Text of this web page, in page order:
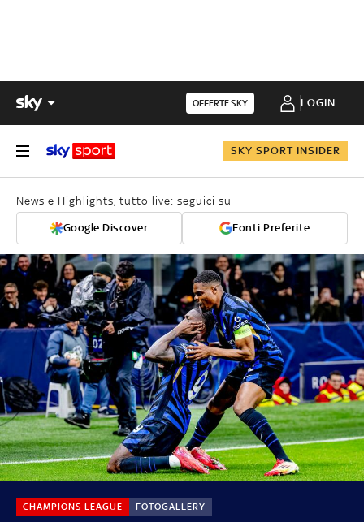
OFFERTE SKY LOGIN
SKY SPORT INSIDER
News e Highlights, tutto live: seguici su
Google Discover Fonti Preferite
CHAMPIONS LEAGUE FOTOGALLERY